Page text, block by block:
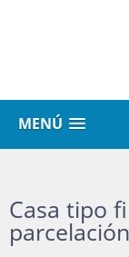
MENÚ
Casa tipo